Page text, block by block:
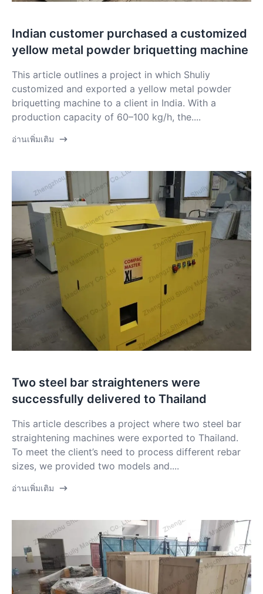
Indian customer purchased a customized
yellow metal powder briquetting machine
This article outlines a project in which Shuliy
customized and exported a yellow metal powder
briquetting machine to a client in India. With a
production capacity of 60–100 kg/h, the....
อ่านเพิ่มเติม
Two steel bar straighteners were
successfully delivered to Thailand
This article describes a project where two steel bar
straightening machines were exported to Thailand.
To meet the client’s need to process different rebar
sizes, we provided two models and....
อ่านเพิ่มเติม